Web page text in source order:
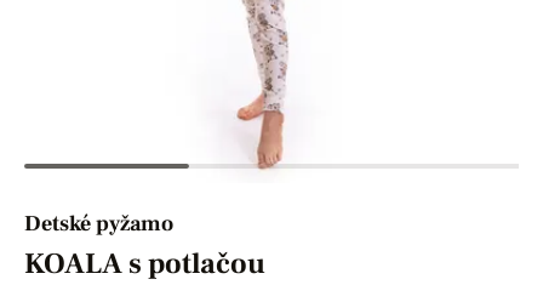
Detské pyžamo
KOALA s potlačou